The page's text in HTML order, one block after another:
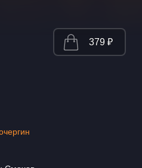
379 ₽